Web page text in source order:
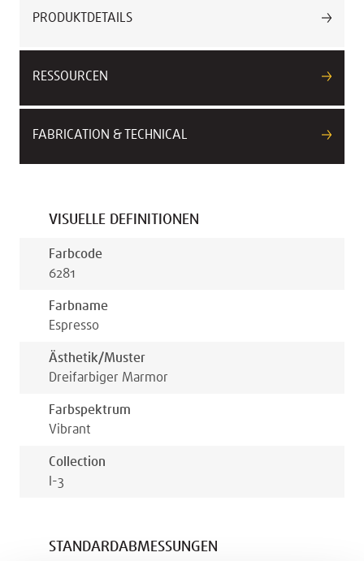
PRODUKTDETAILS
RESSOURCEN
FABRICATION & TECHNICAL
VISUELLE DEFINITIONEN
Farbcode
6281
Farbname
Espresso
Ästhetik/muster
Dreifarbiger Marmor
Farbspektrum
Vibrant
Collection
I-3
STANDARDABMESSUNGEN